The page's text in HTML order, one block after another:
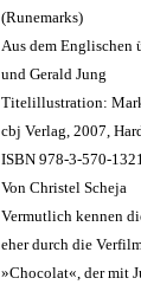
(Runemarks)
Aus dem Englischen
und Gerald Jung
Titelillustration:
cbj Verlag, 2007,
ISBN 978-3-570-
Von Christel Scheja
Vermutlich kennen
eher durch die
»Chocolat«, der mit